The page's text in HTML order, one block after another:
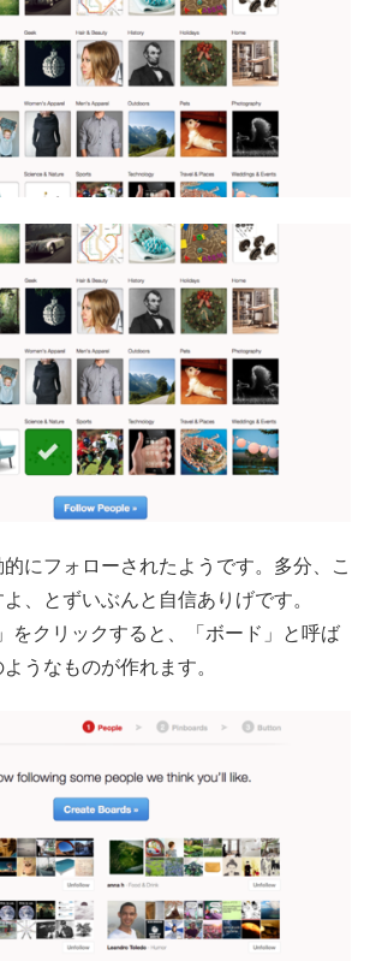
にフォローされたようです。多分、こ
、とずいぶんと自信ありげです。
をクリックすると、「ボード」と呼ば
うなものが作れます。